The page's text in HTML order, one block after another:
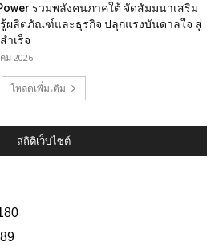
รวมพลังคนภาคใต้ จัดสัมมนาเสริม
ผลิตภัณฑ์และธุรกิจ ปลุกแรงบันดาลใจ สู่
ำเร็จ
ม 2026
โหลดเพิ่มเติม
สถิติเว็บไซต์